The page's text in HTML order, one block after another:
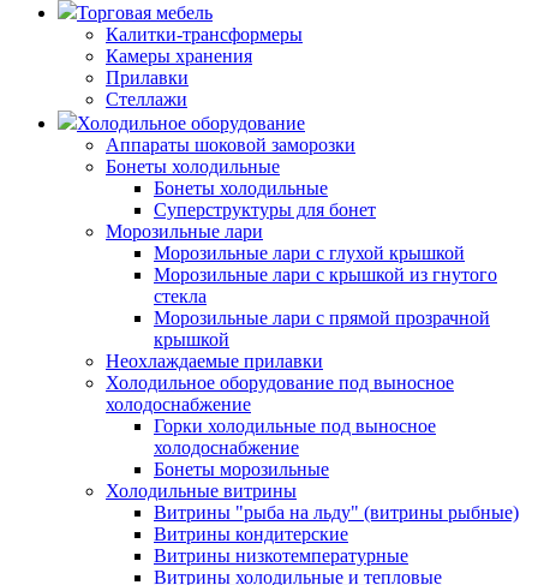
Торговая мебель
Калитки-трансформеры
Камеры хранения
Прилавки
Стеллажи
Холодильное оборудование
Аппараты шоковой заморозки
Бонеты холодильные
Бонеты холодильные
Суперструктуры для бонет
Морозильные лари
Морозильные лари с глухой крышкой
Морозильные лари с крышкой из гнутого
стекла
Морозильные лари с прямой прозрачной
крышкой
Неохлаждаемые прилавки
Холодильное оборудование под выносное
холодоснабжение
Горки холодильные под выносное
холодоснабжение
Бонеты морозильные
Холодильные витрины
Витрины "рыба на льду" (витрины рыбные)
Витрины кондитерские
Витрины низкотемпературные
Витрины холодильные и тепловые